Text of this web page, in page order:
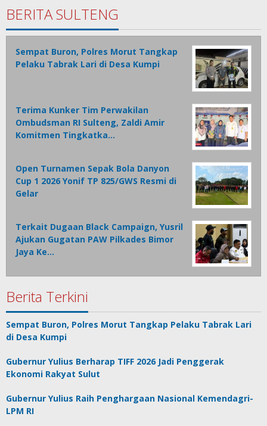
BERITA SULTENG
Sempat Buron, Polres Morut Tangkap
Pelaku Tabrak Lari di Desa Kumpi
Terima Kunker Tim Perwakilan
Ombudsman RI Sulteng, Zaldi Amir
Komitmen Tingkatka…
Open Turnamen Sepak Bola Danyon
Cup 1 2026 Yonif TP 825/GWS Resmi di
Gelar
Terkait Dugaan Black Campaign, Yusril
Ajukan Gugatan PAW Pilkades Bimor
Jaya Ke…
Berita Terkini
Sempat Buron, Polres Morut Tangkap Pelaku Tabrak Lari
di Desa Kumpi
Gubernur Yulius Berharap TIFF 2026 Jadi Penggerak
Ekonomi Rakyat Sulut
Gubernur Yulius Raih Penghargaan Nasional Kemendagri-
LPM RI